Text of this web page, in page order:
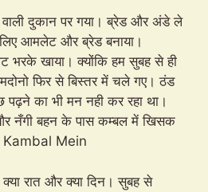
दुकान पर गया। ब्रेड और अंडे ले
आमलेट और ब्रेड बनाया।
खाया। क्योंकि हम सुबह से ही
फिर से बिस्तर में चले गए। ठंड
का भी मन नही कर रहा था।
नँगी बहन के पास कम्बल में खिसक
Kambal Mein
क्या रात और क्या दिन। सुबह से